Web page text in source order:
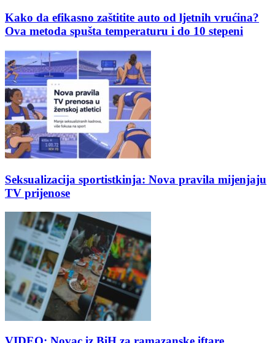
Kako da efikasno zaštitite auto od ljetnih vrućina?
Ova metoda spušta temperaturu i do 10 stepeni
Seksualizacija sportistkinja: Nova pravila mijenjaju
TV prijenose